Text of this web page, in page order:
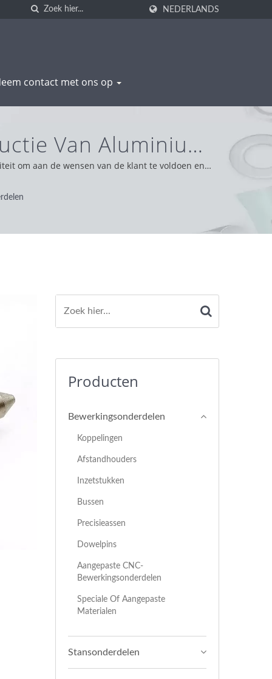
NEDERLANDS
contact met ons op
Van Aluminium
WAS SHENG
om aan de wensen van de klant te voldoen en
pragmatische en betrouwbare houding en
Producten
Bewerkingsonderdelen
Koppelingen
Afstandhouders
Inzetstukken
Bussen
Precisieassen
Dowelpins
Aangepaste CNC-
Bewerkingsonderdelen
Speciale Of Aangepaste
Materialen
Stansonderdelen